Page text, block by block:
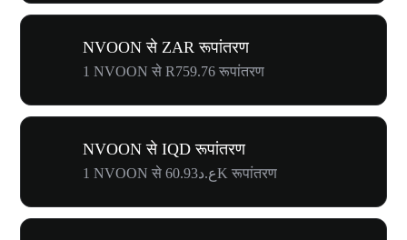
NVOON से ZAR रूपांतरण
1 NVOON से R759.76 रूपांतरण
NVOON से IQD रूपांतरण
1 NVOON से ع.د60.93K रूपांतरण